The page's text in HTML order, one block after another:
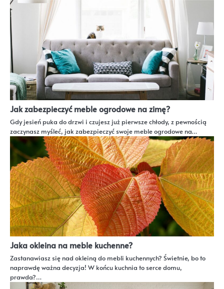
Jak zabezpieczyć meble ogrodowe na zimę?
Gdy jesień puka do drzwi i czujesz już pierwsze chłody, z pewnością
zaczynasz myśleć, jak zabezpieczyć swoje meble ogrodowe na…
Jaka okleina na meble kuchenne?
Zastanawiasz się nad okleiną do mebli kuchennych? Świetnie, bo to
naprawdę ważna decyzja! W końcu kuchnia to serce domu,
prawda?…